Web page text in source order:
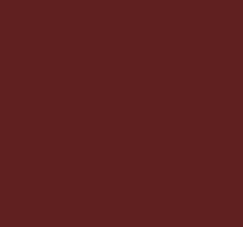
ngoto
に書いてあった、dynamic